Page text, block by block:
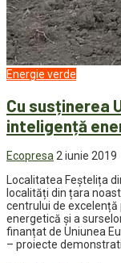
Energie verde
Cu susținerea
inteligență
Ecopresa 2 iunie 2019
Localitatea Feștelița
localități din țara
centrului de
energetică și a
finanțat de Uniunea
– proiecte